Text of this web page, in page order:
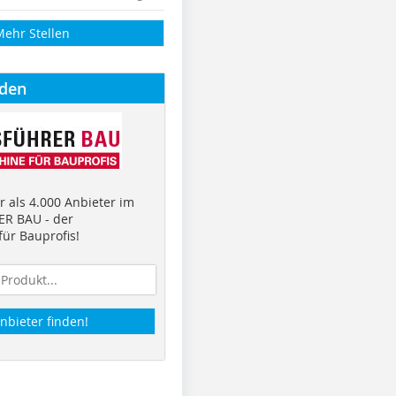
Stellen
als 4.000 Anbieter im
BAU - der
Bauprofis!
finden!